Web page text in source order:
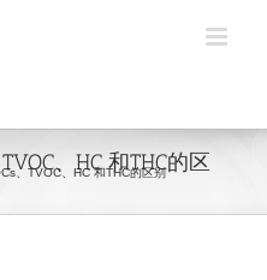
、TVOC、HC 和THC的区别